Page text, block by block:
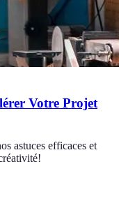
Votre Projet
astuces efficaces et